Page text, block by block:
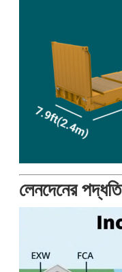
লেনদেনের পদ্ধতি